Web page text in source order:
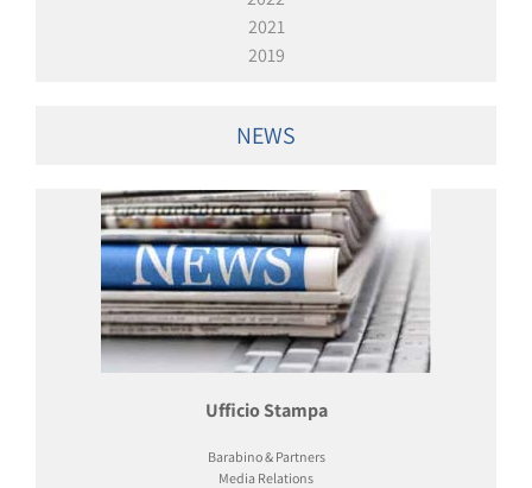
2021
2019
NEWS
Ufficio Stampa
Barabino & Partners
Media Relations